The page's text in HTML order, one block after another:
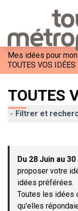
Mes idées pour
TOUTES VOS IDÉES
TOUTES
Filtrer et
−
Du 28 Juin au
proposer votre
idées préférées.
Toutes les idées
qu'elles